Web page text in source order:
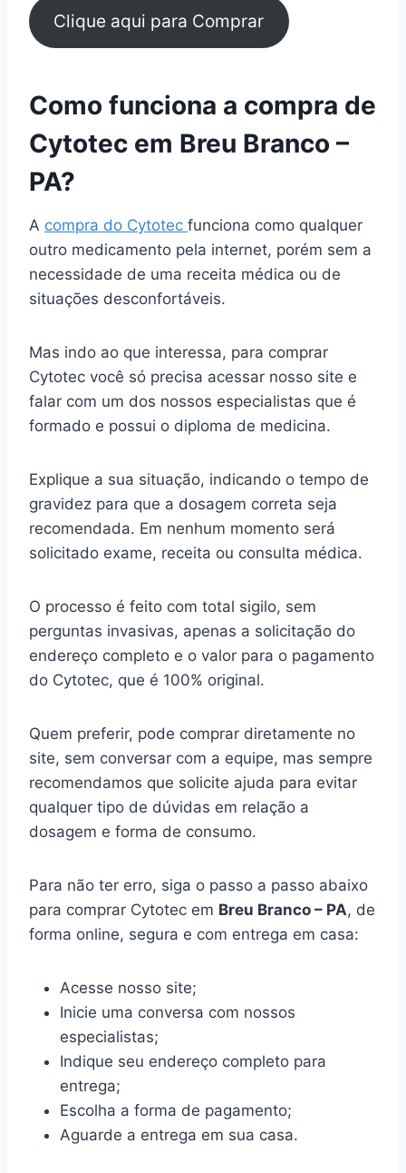
Clique aqui para Comprar
Como funciona a compra de
Cytotec em Breu Branco –
PA?
A compra do Cytotec funciona como qualquer
outro medicamento pela internet, porém sem a
necessidade de uma receita médica ou de
situações desconfortáveis.
Mas indo ao que interessa, para comprar
Cytotec você só precisa acessar nosso site e
falar com um dos nossos especialistas que é
formado e possui o diploma de medicina.
Explique a sua situação, indicando o tempo de
gravidez para que a dosagem correta seja
recomendada. Em nenhum momento será
solicitado exame, receita ou consulta médica.
O processo é feito com total sigilo, sem
perguntas invasivas, apenas a solicitação do
endereço completo e o valor para o pagamento
do Cytotec, que é 100% original.
Quem preferir, pode comprar diretamente no
site, sem conversar com a equipe, mas sempre
recomendamos que solicite ajuda para evitar
qualquer tipo de dúvidas em relação a
dosagem e forma de consumo.
Para não ter erro, siga o passo a passo abaixo
para comprar Cytotec em Breu Branco – PA, de
forma online, segura e com entrega em casa:
Acesse nosso site;
Inicie uma conversa com nossos
especialistas;
Indique seu endereço completo para
entrega;
Escolha a forma de pagamento;
Aguarde a entrega em sua casa.